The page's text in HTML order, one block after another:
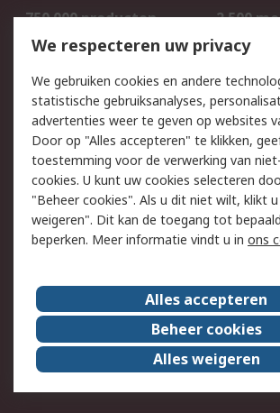
750.000 producten
2.500
Bestellen
Track & Trace
Wettelijk
Cookiebeleid
Email
Privacybeleid
Algemene
verkoopvoorwaarden
Over RS
RS Group
Over ons
RS wereldwijd
Werken
ESG
We respecteren uw privacy
We gebruiken cookies en andere
statistische gebruiksanalyses,
advertenties weer te geven op websites
Door op "Alles accepteren" te klikken,
toestemming voor de verwerking van
cookies. U kunt uw cookies selecteren
"Beheer cookies". Als u dit niet wilt, klikt u
weigeren". Dit kan de toegang tot
beperken. Meer informatie vindt u in ons
Alles accepteren
Beheer cookies
Alles weigeren